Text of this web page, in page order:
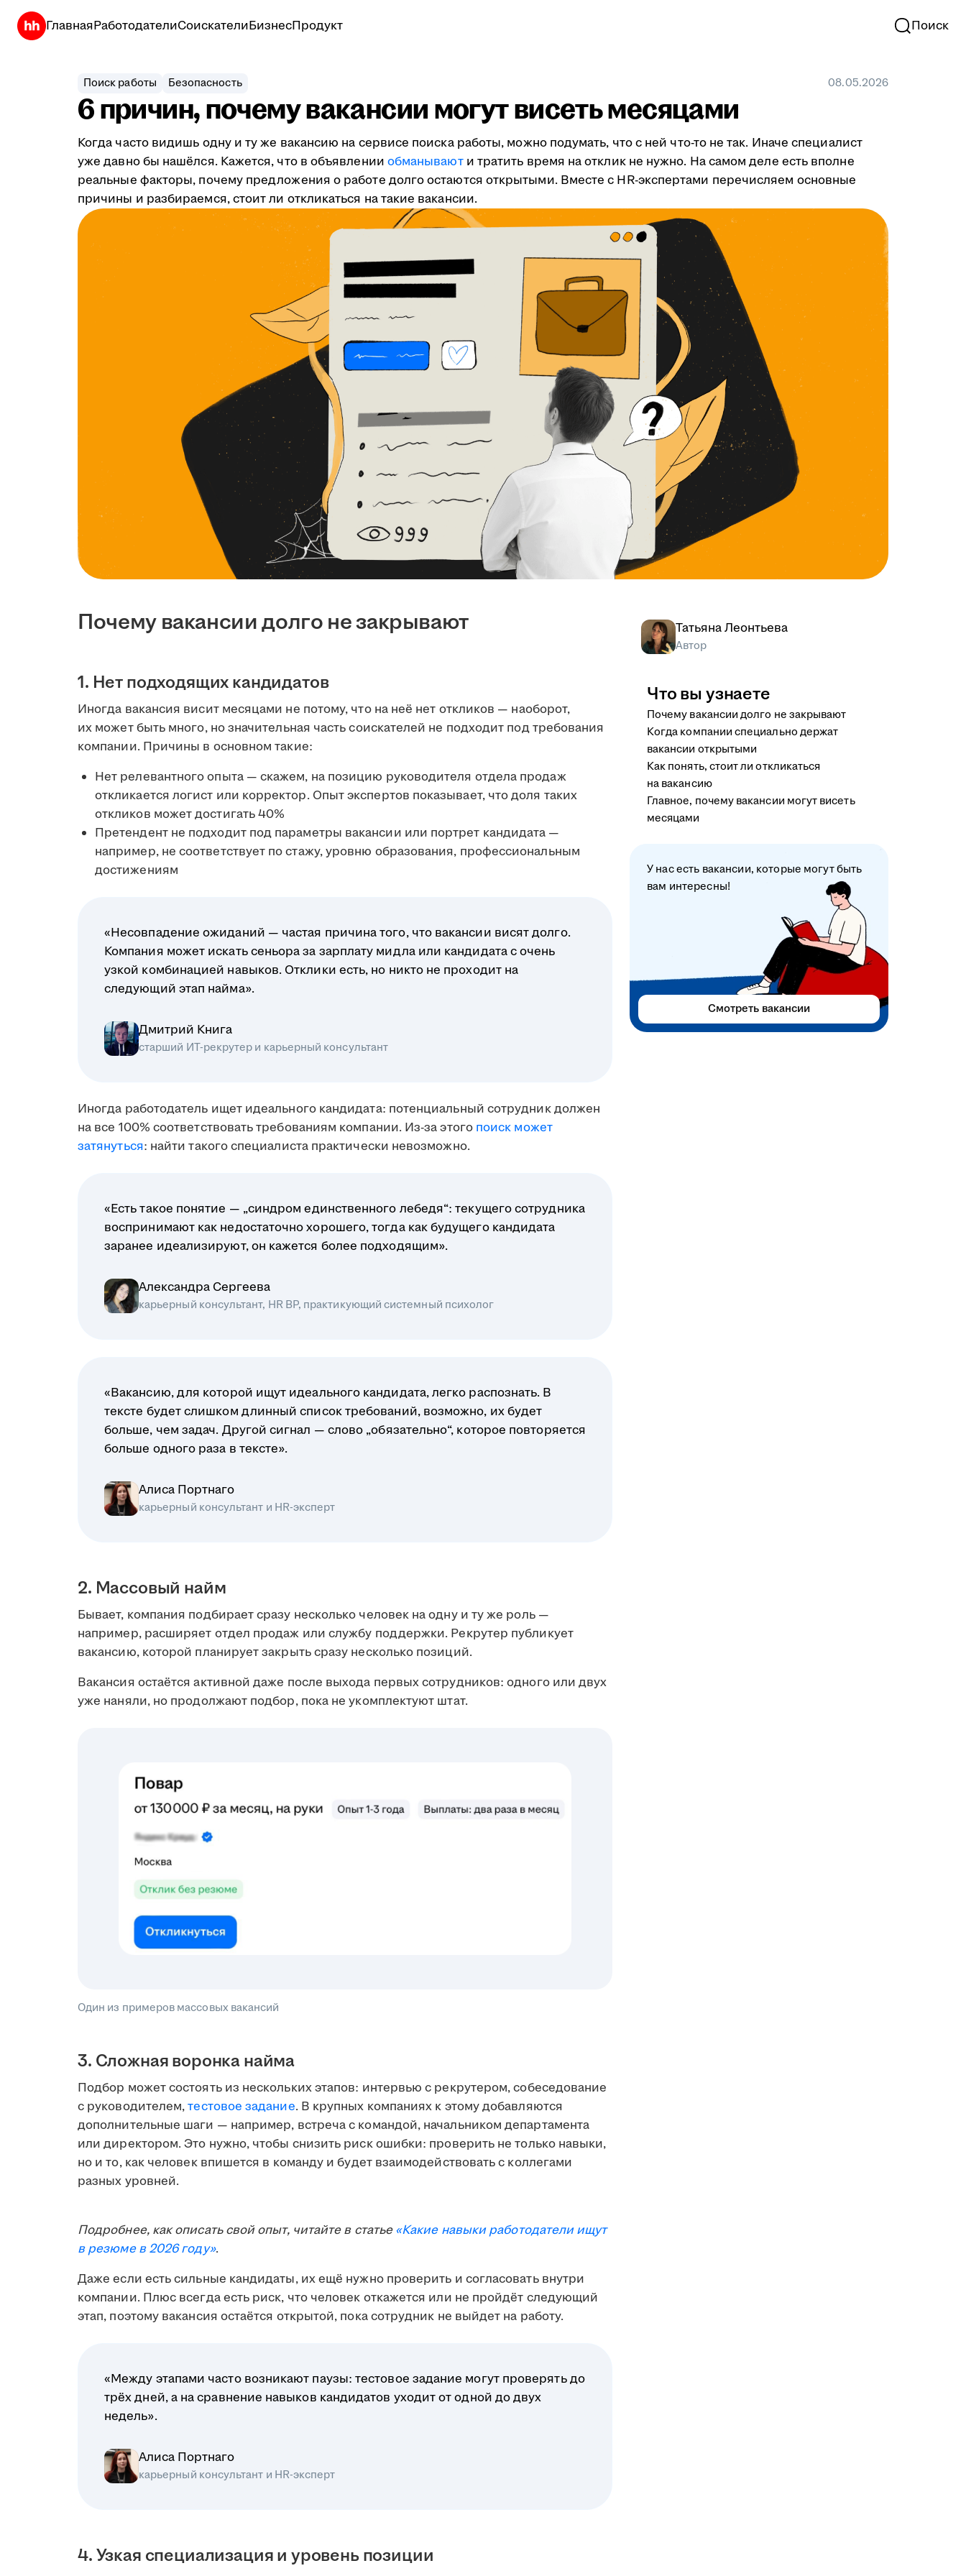
ГлавнаяРаботодателиСоискателиБизнесПродукт Поиск
Поиск работы Безопасность 08.05.2026
6 причин, почему вакансии могут висеть месяцами
Когда часто видишь одну и ту же вакансию на сервисе поиска работы, можно подумать, что с ней что-то не так. Иначе специалист
уже давно бы нашёлся. Кажется, что в объявлении обманываюти тратить время на отклик не нужно. На самом деле есть вполне
реальные факторы, почему предложения о работе долго остаются открытыми. Вместе с HR-экспертами перечисляем основные
причины и разбираемся, стоит ли откликаться на такие вакансии.
Почему вакансии долго не закрывают
1. Нет подходящих кандидатов
Иногда вакансия висит месяцами не потому, что на неё нет откликов — наоборот,
их может быть много, но значительная часть соискателей не подходит под требования
компании. Причины в основном такие:
Нет релевантного опыта — скажем, на позицию руководителя отдела продаж
откликается логист или корректор. Опыт экспертов показывает, что доля таких
откликов может достигать 40%
Претендент не подходит под параметры вакансии или портрет кандидата —
например, не соответствует по стажу, уровню образования, профессиональным
достижениям
«Несовпадение ожиданий — частая причина того, что вакансии висят долго.
Компания может искать сеньора за зарплату мидла или кандидата с очень
узкой комбинацией навыков. Отклики есть, но никто не проходит на
следующий этап найма».
Дмитрий Книга
старший ИТ-рекрутер и карьерный консультант
Иногда работодатель ищет идеального кандидата: потенциальный сотрудник должен
на все 100% соответствовать требованиям компании. Из-за этого поиск может
затянуться: найти такого специалиста практически невозможно.
«Есть такое понятие — „синдром единственного лебедя“: текущего сотрудника
воспринимают как недостаточно хорошего, тогда как будущего кандидата
заранее идеализируют, он кажется более подходящим».
Александра Сергеева
карьерный консультант, HR BP, практикующий системный психолог
«Вакансию, для которой ищут идеального кандидата, легко распознать. В
тексте будет слишком длинный список требований, возможно, их будет
больше, чем задач. Другой сигнал — слово „обязательно“, которое повторяется
больше одного раза в тексте».
Алиса Портнаго
карьерный консультант и HR-эксперт
2. Массовый найм
Бывает, компания подбирает сразу несколько человек на одну и ту же роль —
например, расширяет отдел продаж или службу поддержки. Рекрутер публикует
вакансию, которой планирует закрыть сразу несколько позиций.
Вакансия остаётся активной даже после выхода первых сотрудников: одного или двух
уже наняли, но продолжают подбор, пока не укомплектуют штат.
Один из примеров массовых вакансий
3. Сложная воронка найма
Подбор может состоять из нескольких этапов: интервью с рекрутером, собеседование
с руководителем,тестовое задание. В крупных компаниях к этому добавляются
дополнительные шаги — например, встреча с командой, начальником департамента
или директором. Это нужно, чтобы снизить риск ошибки: проверить не только навыки,
но и то, как человек впишется в команду и будет взаимодействовать с коллегами
разных уровней.
Подробнее, как описать свой опыт, читайте в статье«Какие навыки работодатели ищут
в резюме в 2026 году».
Даже если есть сильные кандидаты, их ещё нужно проверить и согласовать внутри
компании. Плюс всегда есть риск, что человек откажется или не пройдёт следующий
этап, поэтому вакансия остаётся открытой, пока сотрудник не выйдет на работу.
«Между этапами часто возникают паузы: тестовое задание могут проверять до
трёх дней, а на сравнение навыков кандидатов уходит от одной до двух
недель».
Алиса Портнаго
карьерный консультант и HR-эксперт
4. Узкая специализация и уровень позиции
Татьяна Леонтьева
Автор
Что вы узнаете
Почему вакансии долго не закрывают
Когда компании специально держат
вакансии открытыми
Как понять, стоит ли откликаться
на вакансию
Главное, почему вакансии могут висеть
месяцами
У нас есть вакансии, которые могут быть
вам интересны!
Смотреть вакансии